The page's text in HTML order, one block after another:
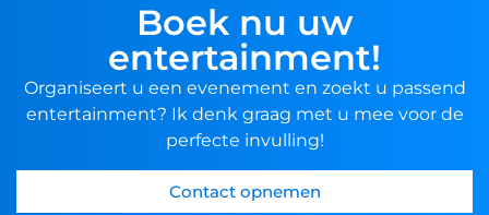
Boek nu uw
entertainment!
Organiseert u een evenement en zoekt u passend
entertainment? Ik denk graag met u mee voor de
perfecte invulling!
Contact opnemen